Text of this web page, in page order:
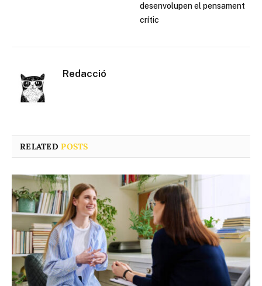
desenvolupen el pensament
crític
Redacció
RELATEDPOSTS